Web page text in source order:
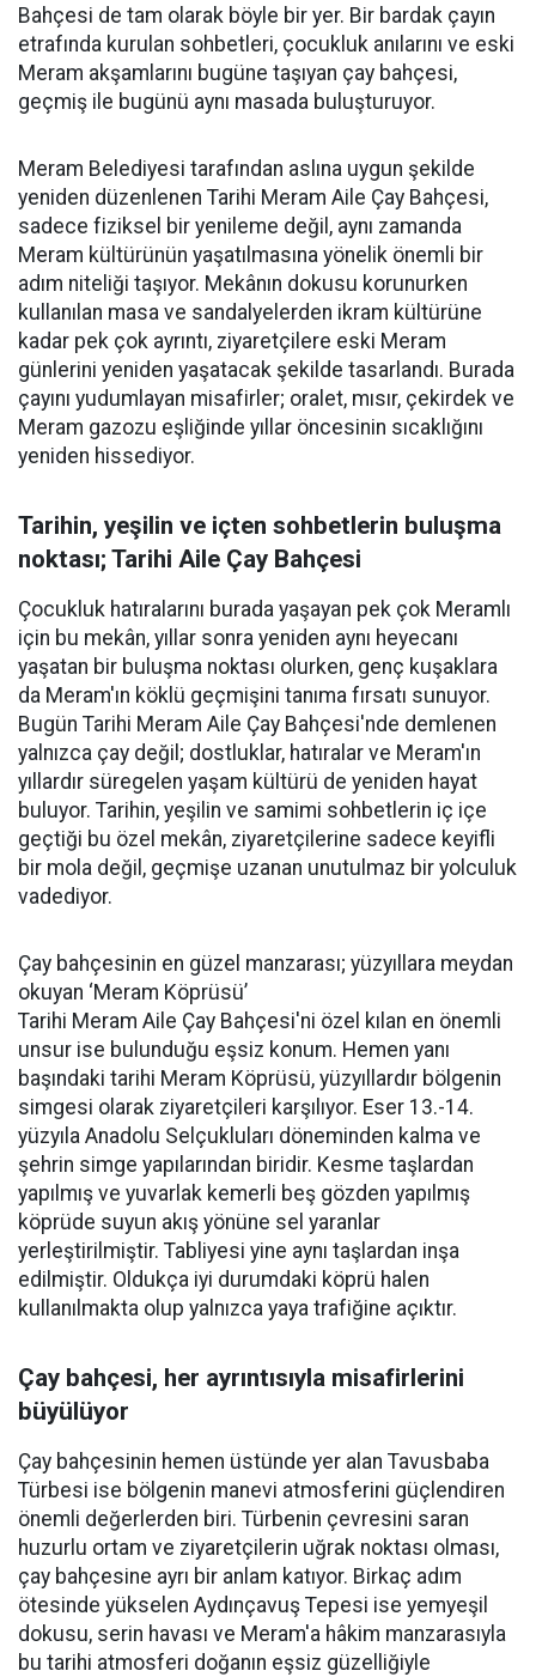
Bahçesi de tam olarak böyle bir yer. Bir bardak çayın
etrafında kurulan sohbetleri, çocukluk anılarını ve eski
Meram akşamlarını bugüne taşıyan çay bahçesi,
geçmiş ile bugünü aynı masada buluşturuyor.
Meram Belediyesi tarafından aslına uygun şekilde
yeniden düzenlenen Tarihi Meram Aile Çay Bahçesi,
sadece fiziksel bir yenileme değil, aynı zamanda
Meram kültürünün yaşatılmasına yönelik önemli bir
adım niteliği taşıyor. Mekânın dokusu korunurken
kullanılan masa ve sandalyelerden ikram kültürüne
kadar pek çok ayrıntı, ziyaretçilere eski Meram
günlerini yeniden yaşatacak şekilde tasarlandı. Burada
çayını yudumlayan misafirler; oralet, mısır, çekirdek ve
Meram gazozu eşliğinde yıllar öncesinin sıcaklığını
yeniden hissediyor.
Tarihin, yeşilin ve içten sohbetlerin buluşma
noktası; Tarihi Aile Çay Bahçesi
Çocukluk hatıralarını burada yaşayan pek çok Meramlı
için bu mekân, yıllar sonra yeniden aynı heyecanı
yaşatan bir buluşma noktası olurken, genç kuşaklara
da Meram'ın köklü geçmişini tanıma fırsatı sunuyor.
Bugün Tarihi Meram Aile Çay Bahçesi'nde demlenen
yalnızca çay değil; dostluklar, hatıralar ve Meram'ın
yıllardır süregelen yaşam kültürü de yeniden hayat
buluyor. Tarihin, yeşilin ve samimi sohbetlerin iç içe
geçtiği bu özel mekân, ziyaretçilerine sadece keyifli
bir mola değil, geçmişe uzanan unutulmaz bir yolculuk
vadediyor.
Çay bahçesinin en güzel manzarası; yüzyıllara meydan
okuyan ‘Meram Köprüsü’
Tarihi Meram Aile Çay Bahçesi'ni özel kılan en önemli
unsur ise bulunduğu eşsiz konum. Hemen yanı
başındaki tarihi Meram Köprüsü, yüzyıllardır bölgenin
simgesi olarak ziyaretçileri karşılıyor. Eser 13.-14.
yüzyıla Anadolu Selçukluları döneminden kalma ve
şehrin simge yapılarından biridir. Kesme taşlardan
yapılmış ve yuvarlak kemerli beş gözden yapılmış
köprüde suyun akış yönüne sel yaranlar
yerleştirilmiştir. Tabliyesi yine aynı taşlardan inşa
edilmiştir. Oldukça iyi durumdaki köprü halen
kullanılmakta olup yalnızca yaya trafiğine açıktır.
Çay bahçesi, her ayrıntısıyla misafirlerini
büyülüyor
Çay bahçesinin hemen üstünde yer alan Tavusbaba
Türbesi ise bölgenin manevi atmosferini güçlendiren
önemli değerlerden biri. Türbenin çevresini saran
huzurlu ortam ve ziyaretçilerin uğrak noktası olması,
çay bahçesine ayrı bir anlam katıyor. Birkaç adım
ötesinde yükselen Aydınçavuş Tepesi ise yemyeşil
dokusu, serin havası ve Meram'a hâkim manzarasıyla
bu tarihi atmosferi doğanın eşsiz güzelliğiyle